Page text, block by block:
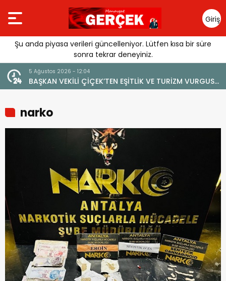
Giriş
Yap
Şu anda piyasa verileri güncelleniyor. Lütfen kısa bir süre
sonra tekrar deneyiniz.
VURGUSU:
4 Ağustos 2026 - 19:47
YENİ BİR DİN: SOSYAL MEDYA
narko